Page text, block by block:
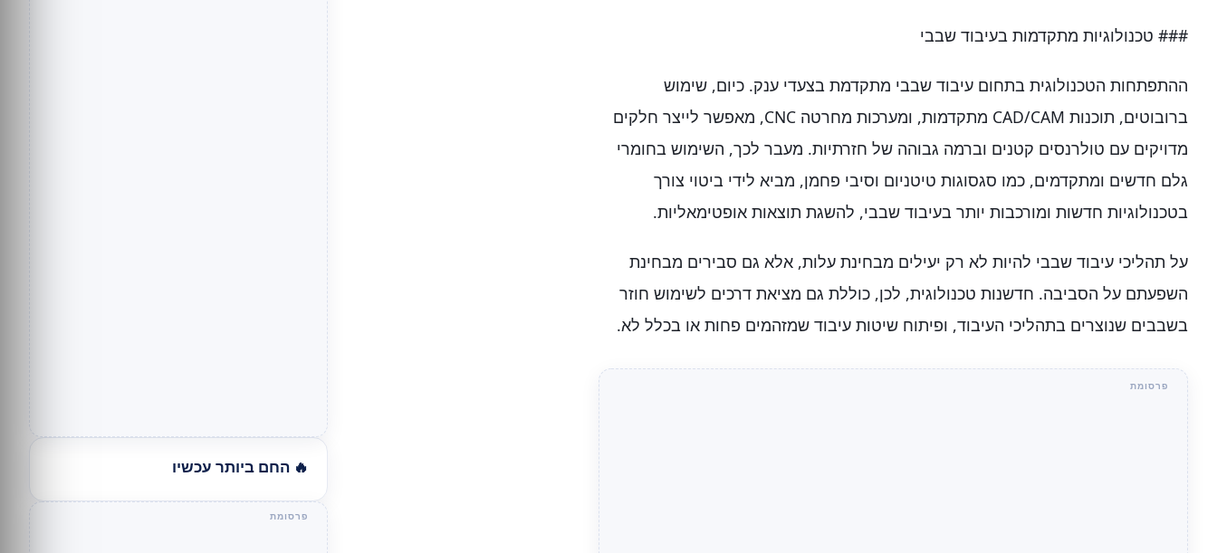
### טכנולוגיות מתקדמות בעיבוד שבבי
ההתפתחות הטכנולוגית בתחום עיבוד שבבי מתקדמת בצעדי ענק. כיום, שימוש
ברובוטים, תוכנות CAD/CAM מתקדמות, ומערכות מחרטה CNC, מאפשר לייצר חלקים
מדויקים עם טולרנסים קטנים וברמה גבוהה של חזרתיות. מעבר לכך, השימוש בחומרי
גלם חדשים ומתקדמים, כמו סגסוגות טיטניום וסיבי פחמן, מביא לידי ביטוי צורך
בטכנולוגיות חדשות ומורכבות יותר בעיבוד שבבי, להשגת תוצאות אופטימאליות.
על תהליכי עיבוד שבבי להיות לא רק יעילים מבחינת עלות, אלא גם סבירים מבחינת
השפעתם על הסביבה. חדשנות טכנולוגית, לכן, כוללת גם מציאת דרכים לשימוש חוזר
בשבבים שנוצרים בתהליכי העיבוד, ופיתוח שיטות עיבוד שמזהמים פחות או בכלל לא.
🔥 החם ביותר עכשיו